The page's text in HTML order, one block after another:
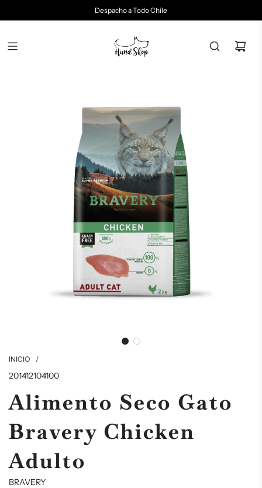
Despacho a Todo Chile
INICIO /
201412104100
Alimento Seco Gato
Bravery Chicken
Adulto
BRAVERY